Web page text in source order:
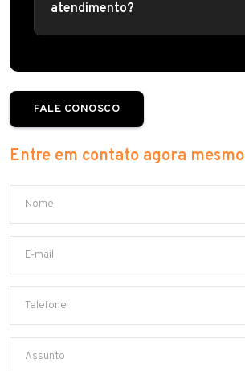
atendimento?
FALE CONOSCO
Entre em contato agora mesmo